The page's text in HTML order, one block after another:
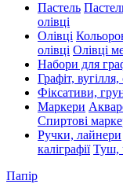
Пастель
олівці
Олівці
олівці Олівці
Набори для
Графіт,
Фіксативи,
Маркери
Спиртові
Ручки, лайнери
каліграфії Туш,
Папір